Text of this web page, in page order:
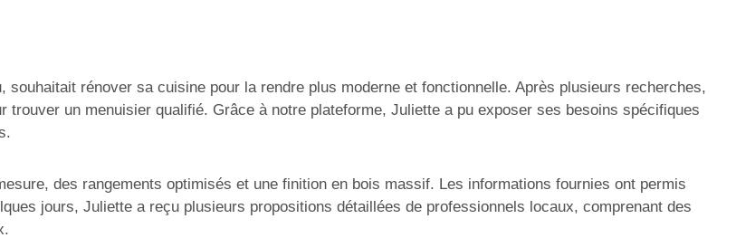
rénover sa cuisine pour la rendre plus moderne et fonctionnelle. Après plusieurs recherches,
trouver un menuisier qualifié. Grâce à notre plateforme, Juliette a pu exposer ses besoins spécifiques
des rangements optimisés et une finition en bois massif. Les informations fournies ont permis
jours, Juliette a reçu plusieurs propositions détaillées de professionnels locaux, comprenant des